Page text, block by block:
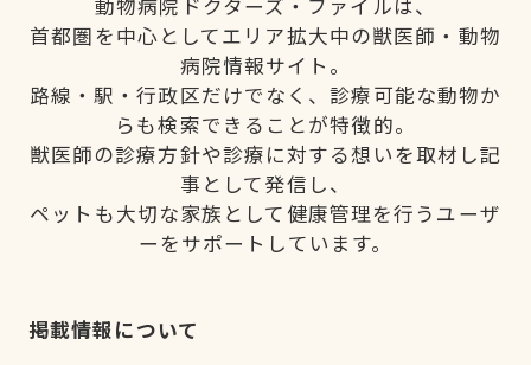
動物病院ドクターズ・ファイルは、
首都圏を中心としてエリア拡大中の獣医師・動物
病院情報サイト。
路線・駅・行政区だけでなく、診療可能な動物か
らも検索できることが特徴的。
獣医師の診療方針や診療に対する想いを取材し記
事として発信し、
ペットも大切な家族として健康管理を行うユーザ
ーをサポートしています。
掲載情報について